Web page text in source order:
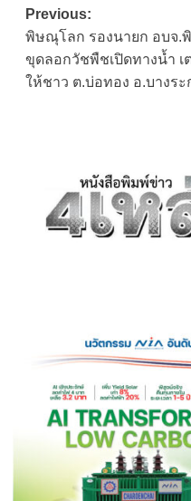
Post
navigation
Previous:
พิษณุโลก รองนายก อบจ.
ขุดลอกวัชพืชเปิดทางน้ำ
ให้ชาว ต.บ่อทอง อ.บางระ